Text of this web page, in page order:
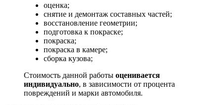
оценка;
снятие и демонтаж составных частей;
восстановление геометрии;
подготовка к покраске;
покраска;
покраска в камере;
сборка кузова;
Стоимость данной работы оценивается
индивидуально, в зависимости от процента
повреждений и марки автомобиля.